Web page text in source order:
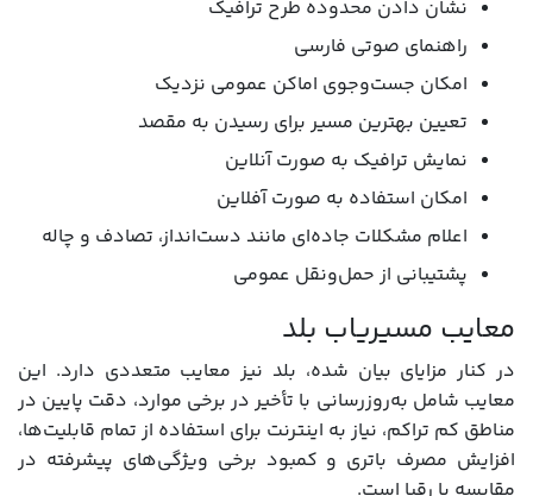
نشان دادن محدوده طرح ترافیک
راهنمای صوتی فارسی
امکان جست‌وجوی اماکن عمومی نزدیک
تعیین بهترین مسیر برای رسیدن به مقصد
نمایش ترافیک به صورت آنلاین
امکان استفاده به صورت آفلاین
اعلام مشکلات جاده‌ای مانند دست‌انداز، تصادف و چاله
پشتیبانی از حمل‌ونقل عمومی
معایب مسیریاب بلد
در کنار مزایای بیان شده، بلد نیز معایب متعددی دارد. این
معایب شامل به‌روزرسانی با تأخیر در برخی موارد، دقت پایین در
مناطق کم تراکم، نیاز به اینترنت برای استفاده از تمام قابلیت‌ها،
افزایش مصرف باتری و کمبود برخی ویژگی‌های پیشرفته در